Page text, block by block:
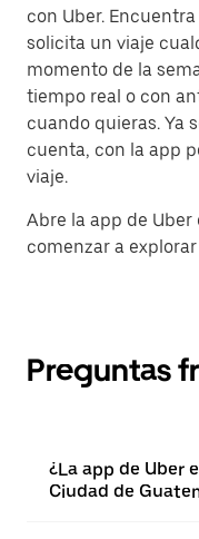
con Uber.
solicita un viaje
momento de la
tiempo real o con
cuando quieras. Ya
cuenta, con la app
viaje.
Abre la app de
comenzar a
Preguntas
¿La app de Uber
Ciudad de